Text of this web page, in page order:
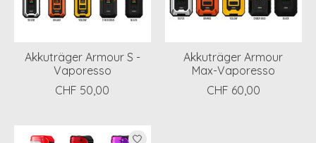
Akkuträger Armour S -
Vaporesso
CHF 50,00
Akkuträger Armour
Max-Vaporesso
CHF 60,00